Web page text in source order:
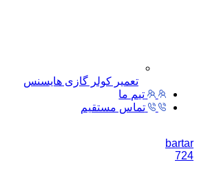
تعمیر کولر گازی هایسنس
تیم ما
تماس مستقیم
bartar
724